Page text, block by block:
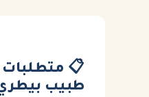
📋 متطلبات
طبيب